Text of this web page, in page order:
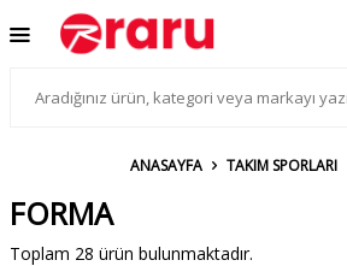
ANASAYFA TAKIM SPORLARI
FORMA
Toplam 28 ürün bulunmaktadır.